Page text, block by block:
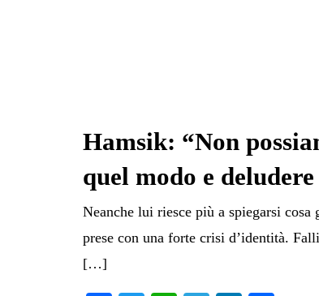
Hamsik: “Non
quel modo e
Neanche lui riesce più a spiegarsi
prese con una forte crisi d’identità.
[…]